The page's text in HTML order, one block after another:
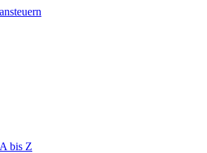
bis Z